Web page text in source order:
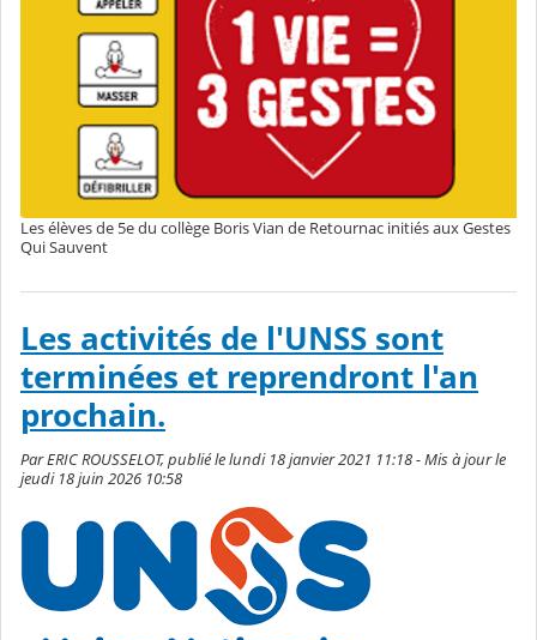
Les élèves de 5e du collège Boris Vian de Retournac initiés aux Gestes
Qui Sauvent
Les activités de l'UNSS sont
terminées et reprendront l'an
prochain.
Par ERIC ROUSSELOT, publié le lundi 18 janvier 2021 11:18 - Mis à jour le
jeudi 18 juin 2026 10:58